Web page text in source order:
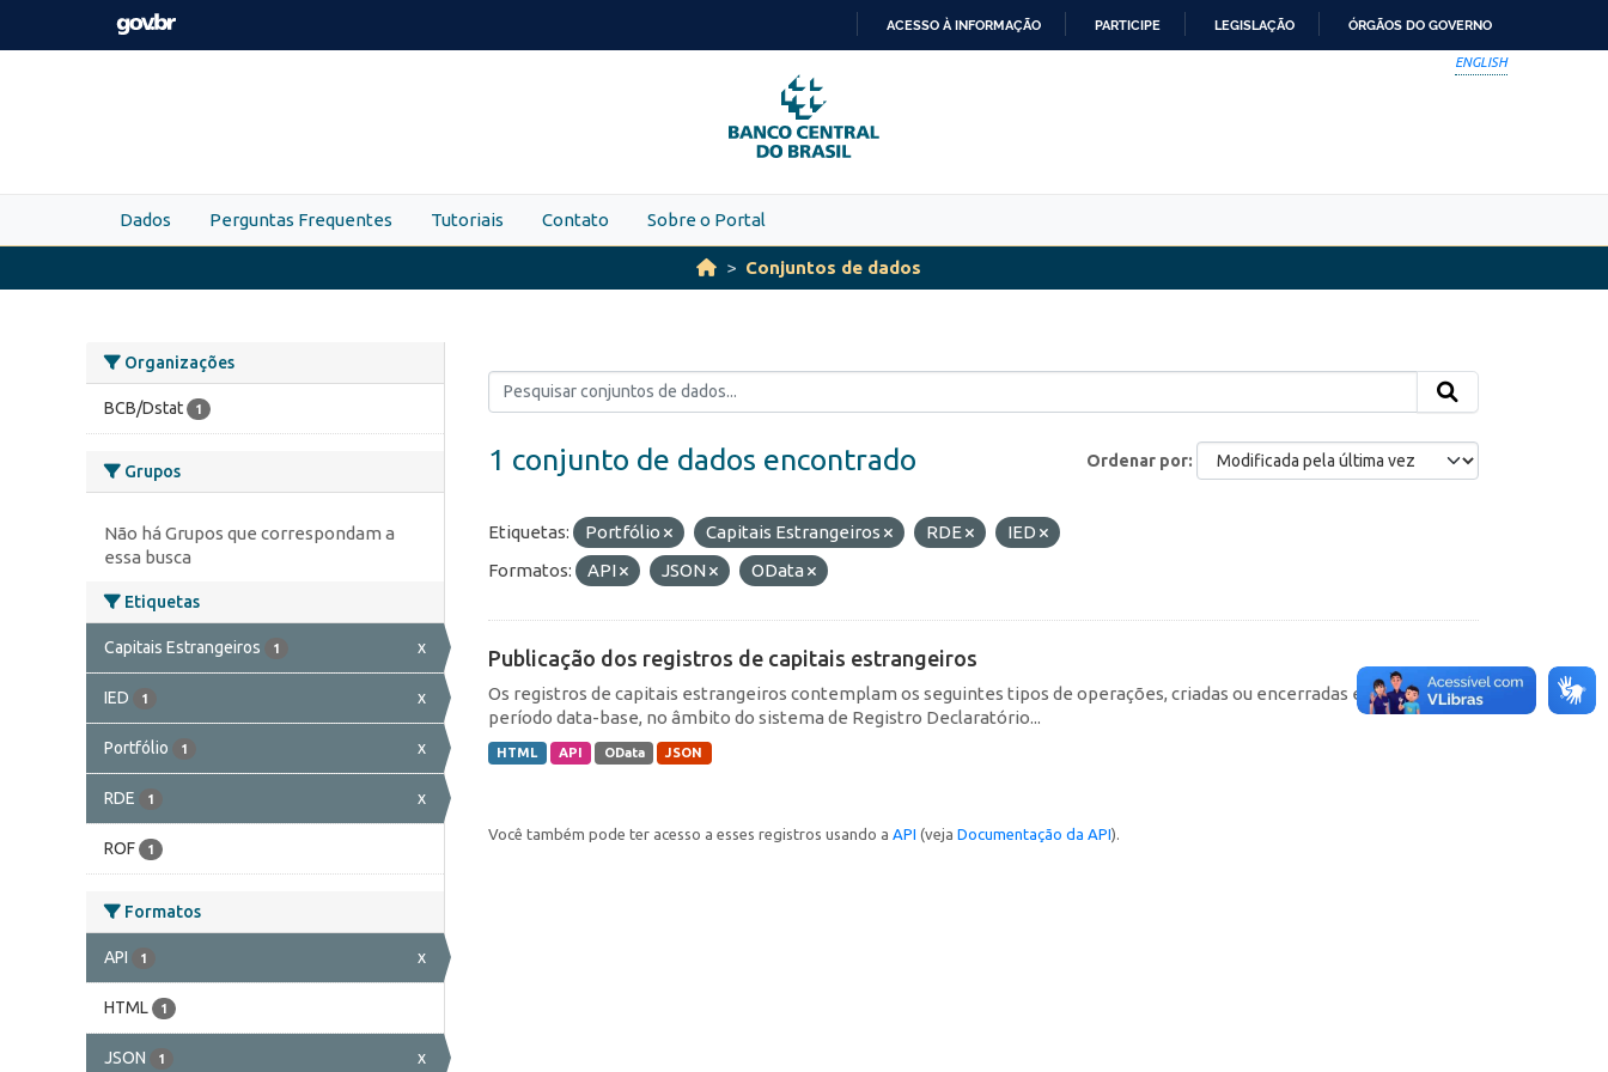
Skip to main content
PARA
O
CONTEÚDO
ACESSO À INFORMAÇÃO PARTICIPE LEGISLAÇÃO ÓRGÃOS DO GOVERNO
ENGLISH
Dados Perguntas Frequentes Tutoriais Contato Sobre o Portal
Conjuntos de dados
Organizações
BCB/Dstat 1
Grupos
Não há Grupos que correspondam a
essa busca
Etiquetas
Capitais Estrangeiros 1 x
IED 1 x
Portfólio 1 x
RDE 1 x
ROF 1
Formatos
API 1 x
HTML 1
JSON 1 x
Ordenar por
1 conjunto de dados encontrado
Etiquetas: Portfólio Capitais Estrangeiros RDE
IED
Formatos:
API JSON OData
Publicação dos registros de capitais estrangeiros
Os registros de capitais estrangeiros contemplam os seguintes tipos de operações, criadas ou encerradas em cada
período data-base, no âmbito do sistema de Registro Declaratório...
HTML API OData JSON
Você também pode ter acesso a esses registros usando a API (veja Documentação da API).